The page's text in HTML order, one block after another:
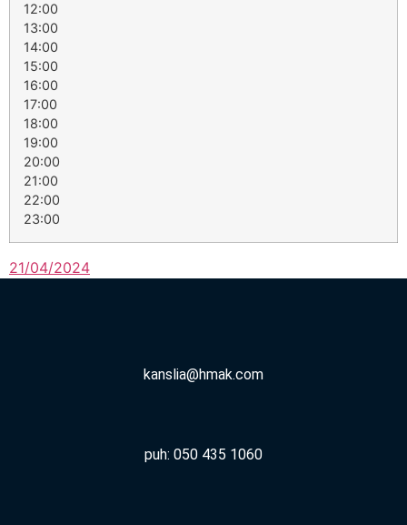
12:00
13:00
14:00
15:00
16:00
17:00
18:00
19:00
20:00
21:00
22:00
23:00
21/04/2024
kanslia@hmak.com
puh: 050 435 1060